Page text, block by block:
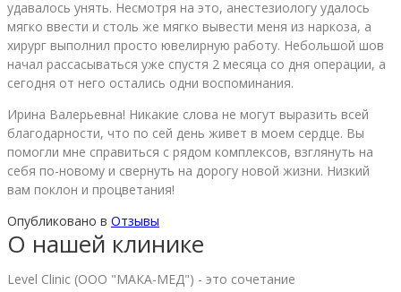
удавалось унять. Несмотря на это, анестезиологу удалось
мягко ввести и столь же мягко вывести меня из наркоза, а
хирург выполнил просто ювелирную работу. Небольшой шов
начал рассасываться уже спустя 2 месяца со дня операции, а
сегодня от него остались одни воспоминания.
Ирина Валерьевна! Никакие слова не могут выразить всей
благодарности, что по сей день живет в моем сердце. Вы
помогли мне справиться с рядом комплексов, взглянуть на
себя по-новому и свернуть на дорогу новой жизни. Низкий
вам поклон и процветания!
Опубликовано в Отзывы
О нашей клинике
Level Clinic (ООО "МАКА-МЕД") - это сочетание